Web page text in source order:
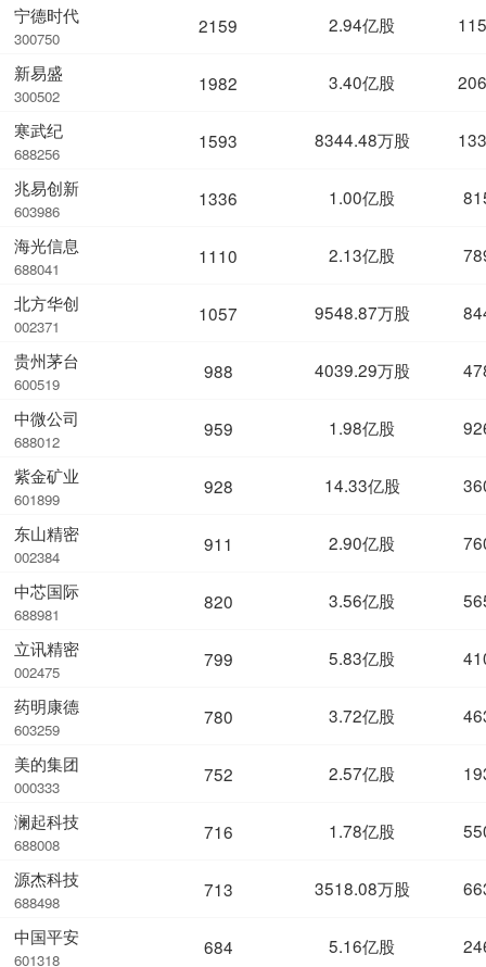
宁德时代
300750
新易盛
300502
寒武纪
688256
兆易创新
603986
海光信息
688041
北方华创
002371
贵州茅台
600519
中微公司
688012
紫金矿业
601899
东山精密
002384
中芯国际
688981
立讯精密
002475
药明康德
603259
美的集团
000333
澜起科技
688008
源杰科技
688498
中国平安
601318
2159 2.94亿股
1982 3.40亿股
1593 8344.48万股
1336 1.00亿股
1110 2.13亿股
1057 9548.87万股
988 4039.29万股
959 1.98亿股
928 14.33亿股
911 2.90亿股
820 3.56亿股
799 5.83亿股
780 3.72亿股
752 2.57亿股
716 1.78亿股
713 3518.08万股
684 5.16亿股